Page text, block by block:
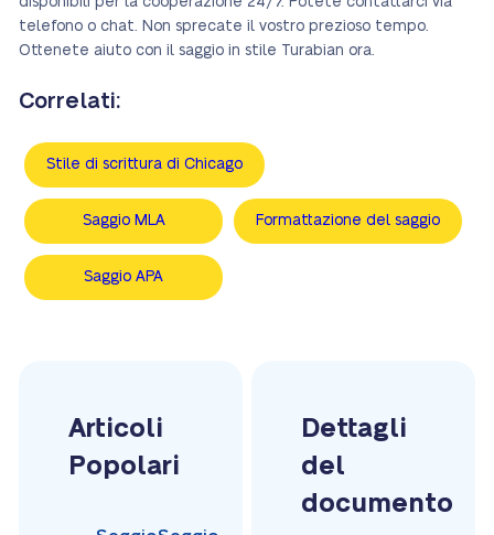
telefono o chat. Non sprecate il vostro prezioso tempo.
Ottenete aiuto con il saggio in stile Turabian ora.
Correlati:
Stile di scrittura di Chicago
Saggio MLA Formattazione del saggio
Saggio APA
Articoli
Popolari
Dettagli
del
documento